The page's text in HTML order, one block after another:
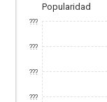
Popularidad
???
???
???
???